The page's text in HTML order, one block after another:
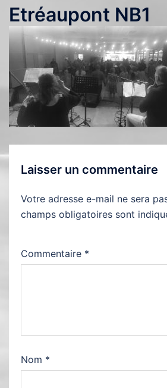
Etréaupont NB1
Laisser un commentaire
Votre adresse e-mail ne sera
champs obligatoires sont
Commentaire *
Nom *